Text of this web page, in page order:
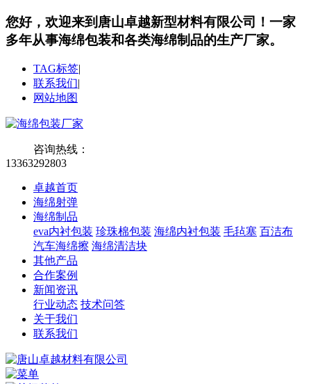
您好，欢迎来到唐山卓越新型材料有限公司！ 一家
多年从事海绵包装和各类海绵制品的生产厂家。
TAG标签|
联系我们|
网站地图
咨询热线：
13363292803
卓越首页
海绵射弹
海绵制品
eva内衬包装 珍珠棉包装 海绵内衬包装 毛毡塞 百洁布
汽车海绵擦 海绵清洁块
其他产品
合作案例
新闻资讯
行业动态 技术问答
关于我们
联系我们